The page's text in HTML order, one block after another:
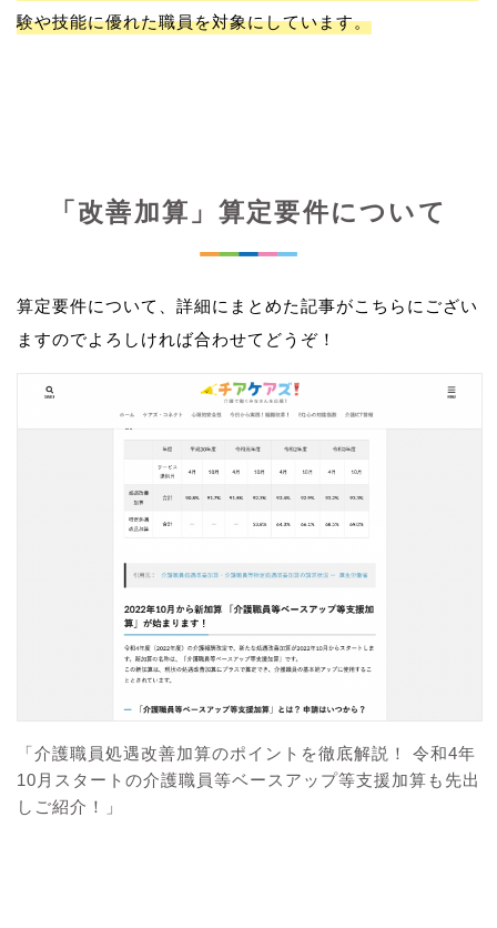
験や技能に優れた職員を対象にしています。
「改善加算」算定要件について
算定要件について、詳細にまとめた記事がこちらにござい
ますのでよろしければ合わせてどうぞ！
「介護職員処遇改善加算のポイントを徹底解説！ 令和4年
10月スタートの介護職員等ベースアップ等支援加算も先出
しご紹介！」